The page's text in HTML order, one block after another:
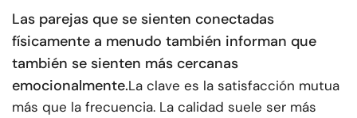
Las parejas que se sienten conectadas
físicamente a menudo también informan que
también se sienten más cercanas
emocionalmente.La clave es la satisfacción mutua
más que la frecuencia. La calidad suele ser más